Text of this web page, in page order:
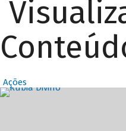
Ações